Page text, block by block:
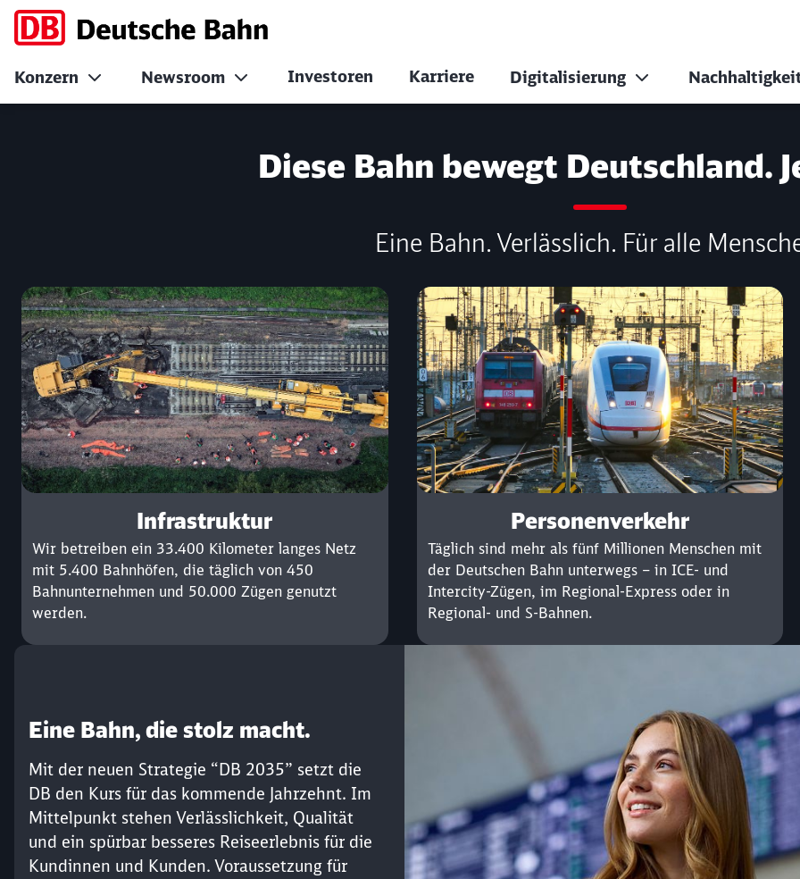
Konzern Newsroom Investoren Karriere Digitalisierung
Diese Bahn bewegt Deutschland.
Eine Bahn. Verlässlich. Für alle
Infrastruktur
Wir betreiben ein 33.400 Kilometer langes Netz
mit 5.400 Bahnhöfen, die täglich von 450
Bahnunternehmen und 50.000 Zügen genutzt
werden.
Personenverkehr
Täglich sind mehr als fünf Millionen Menschen mit
der Deutschen Bahn unterwegs – in ICE- und
Intercity-Zügen, im Regional-Express oder in
Regional- und S-Bahnen.
Eine Bahn, die stolz macht.
Mit der neuen Strategie “DB 2035” setzt die
DB den Kurs für das kommende Jahrzehnt. Im
Mittelpunkt stehen Verlässlichkeit, Qualität
und ein spürbar besseres Reiseerlebnis für die
Kundinnen und Kunden. Voraussetzung für